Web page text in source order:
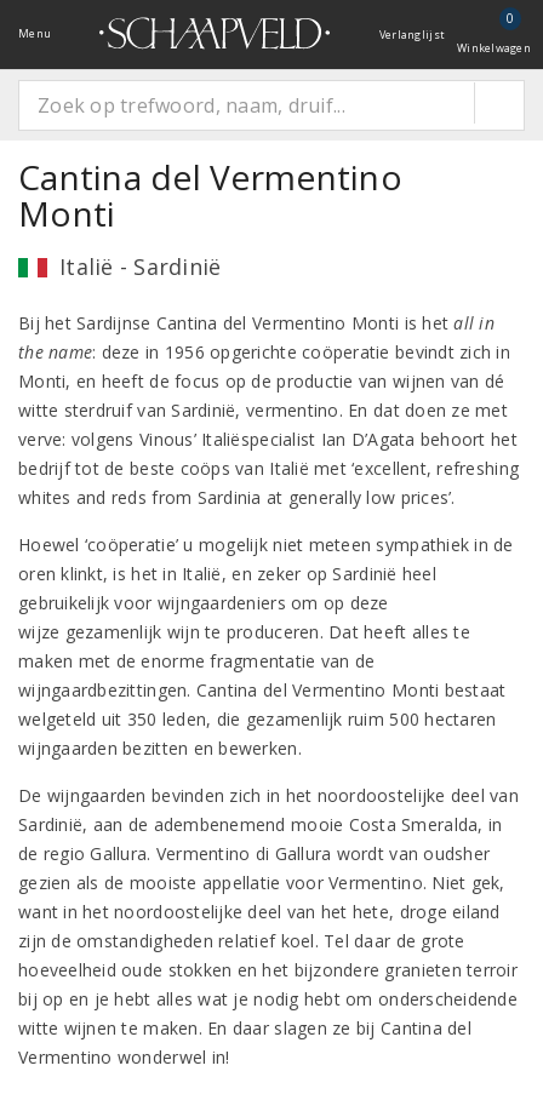
Menu Verlanglijst
0
Winkelwagen
Cantina del Vermentino
Monti
Italië - Sardinië
Bij het Sardijnse Cantina del Vermentino Monti is hetall in
the name: deze in 1956 opgerichte coöperatie bevindt zich in
Monti, en heeft de focus op de productie van wijnen van dé
witte sterdruif van Sardinië, vermentino. En dat doen ze met
verve: volgens Vinous’ Italiëspecialist Ian D’Agata behoort het
bedrijf tot de beste coöps van Italië met ‘excellent, refreshing
whites and reds from Sardinia at generally low prices’.
Hoewel ‘coöperatie’ u mogelijk niet meteen sympathiek in de
oren klinkt, is het in Italië, en zeker op Sardinië heel
gebruikelijk voor wijngaardeniers om op deze
wijze gezamenlijk wijn te produceren. Dat heeft alles te
maken met de enorme fragmentatie van de
wijngaardbezittingen. Cantina del Vermentino Monti bestaat
welgeteld uit 350 leden, die gezamenlijk ruim 500 hectaren
wijngaarden bezitten en bewerken.
De wijngaarden bevinden zich in het noordoostelijke deel van
Sardinië, aan de adembenemend mooie Costa Smeralda, in
de regio Gallura. Vermentino di Gallura wordt van oudsher
gezien als de mooiste appellatie voor Vermentino. Niet gek,
want in het noordoostelijke deel van het hete, droge eiland
zijn de omstandigheden relatief koel. Tel daar de grote
hoeveelheid oude stokken en het bijzondere granieten terroir
bij op en je hebt alles wat je nodig hebt om onderscheidende
witte wijnen te maken. En daar slagen ze bij Cantina del
Vermentino wonderwel in!